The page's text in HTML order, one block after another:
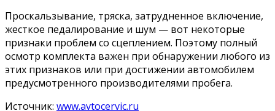
Проскальзывание, тряска, затрудненное включение,
жесткое педалирование и шум — вот некоторые
признаки проблем со сцеплением. Поэтому полный
осмотр комплекта важен при обнаружении любого из
этих признаков или при достижении автомобилем
предусмотренного производителями пробега.
Источник: www.avtocervic.ru